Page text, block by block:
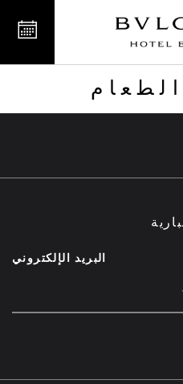
البريد الإلكتروني